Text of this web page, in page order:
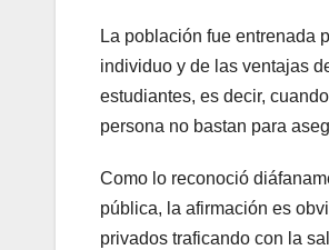
La población fue entrenada
individuo y de las ventajas
estudiantes, es decir,
persona no bastan para
Como lo reconoció
pública, la afirmación es
privados traficando con la